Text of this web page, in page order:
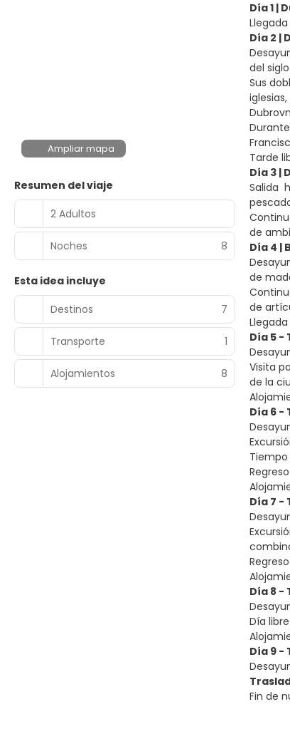
Ampliar mapa
Resumen del viaje
2 Adultos
Noches 8
Esta idea incluye
Destinos
7
Transporte 1
Alojamientos 8
Día 1 |
Día 2 |
del
Sus
Tarde
Día 3 |
Salida
de
Día 4 |
de
de
Día 5 -
Visita
de la
Día 6 -
Día 7 -
Día 8 -
Día
Día 9 -
Fin de